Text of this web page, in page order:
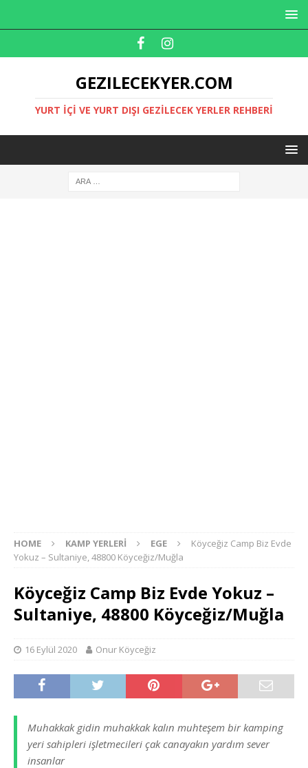
GEZILECEKYER.COM
YURT İÇI VE YURT DIŞI GEZILECEK YERLER REHBERI
HOME KAMP YERLERI EGE
Köyceğiz Camp Biz Evde
Yokuz – Sultaniye, 48800 Köyceğiz/Muğla
Köyceğiz Camp Biz Evde Yokuz –
Sultaniye, 48800 Köyceğiz/Muğla
16 Eylül 2020 Onur Köyceğiz
Muhakkak gidin muhakkak kalın muhteşem bir kamping
yeri sahipleri işletmecileri çak canayakın yardım sever
insanlar